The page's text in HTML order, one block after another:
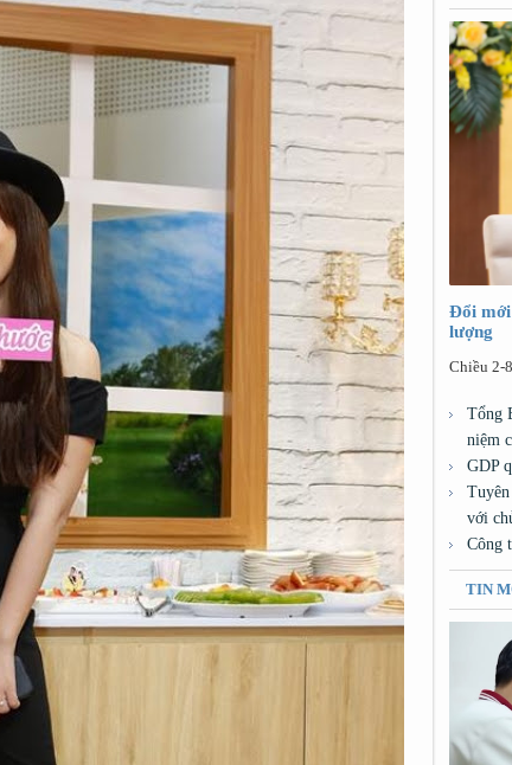
Đổi mới
lượng
Chiều 2-
Tổng
niệm
GDP
với
Công
TIN